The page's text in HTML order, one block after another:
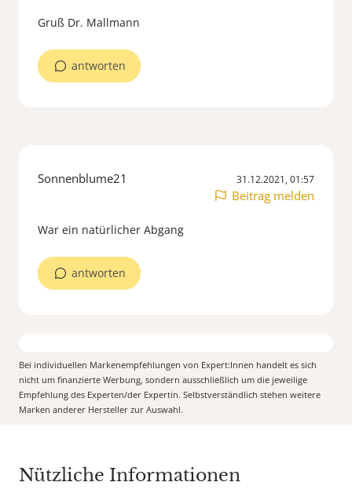
Gruß Dr. Mallmann
antworten
Sonnenblume21 31.12.2021, 01:57
Beitrag melden
War ein natürlicher Abgang
antworten
Bei individuellen Markenempfehlungen von Expert:Innen handelt es sich
nicht um finanzierte Werbung, sondern ausschließlich um die jeweilige
Empfehlung des Experten/der Expertin. Selbstverständlich stehen weitere
Marken anderer Hersteller zur Auswahl.
Nützliche Informationen